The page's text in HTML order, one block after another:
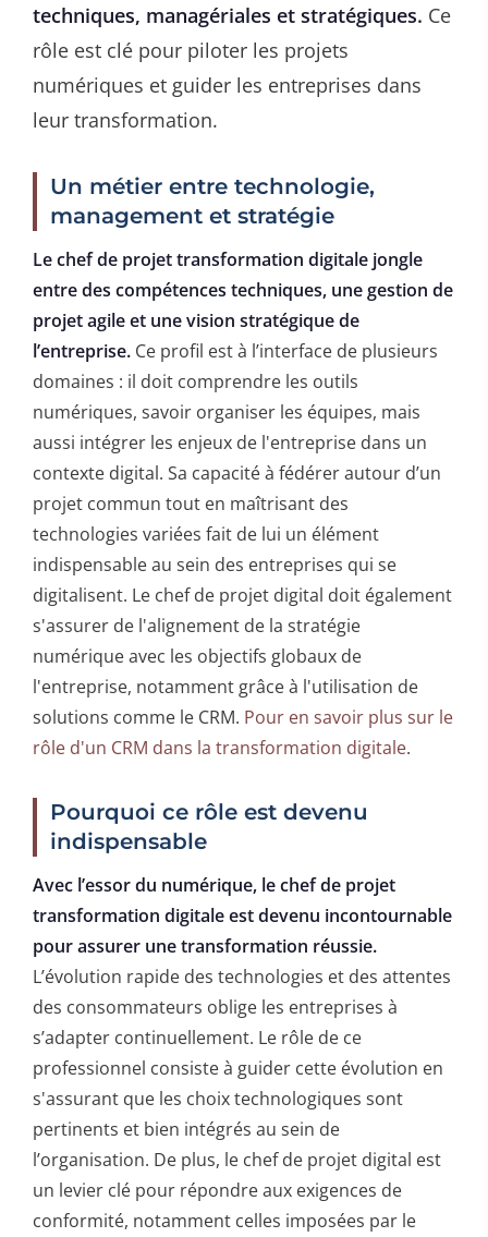
techniques, managériales et stratégiques. Ce
rôle est clé pour piloter les projets
numériques et guider les entreprises dans
leur transformation.
Un métier entre technologie,
management et stratégie
Le chef de projet transformation digitale jongle
entre des compétences techniques, une gestion de
projet agile et une vision stratégique de
l’entreprise. Ce profil est à l’interface de plusieurs
domaines : il doit comprendre les outils
numériques, savoir organiser les équipes, mais
aussi intégrer les enjeux de l'entreprise dans un
contexte digital. Sa capacité à fédérer autour d’un
projet commun tout en maîtrisant des
technologies variées fait de lui un élément
indispensable au sein des entreprises qui se
digitalisent. Le chef de projet digital doit également
s'assurer de l'alignement de la stratégie
numérique avec les objectifs globaux de
l'entreprise, notamment grâce à l'utilisation de
solutions comme le CRM. Pour en savoir plus sur le
rôle d'un CRM dans la transformation digitale.
Pourquoi ce rôle est devenu
indispensable
Avec l’essor du numérique, le chef de projet
transformation digitale est devenu incontournable
pour assurer une transformation réussie.
L’évolution rapide des technologies et des attentes
des consommateurs oblige les entreprises à
s’adapter continuellement. Le rôle de ce
professionnel consiste à guider cette évolution en
s'assurant que les choix technologiques sont
pertinents et bien intégrés au sein de
l’organisation. De plus, le chef de projet digital est
un levier clé pour répondre aux exigences de
conformité, notamment celles imposées par le